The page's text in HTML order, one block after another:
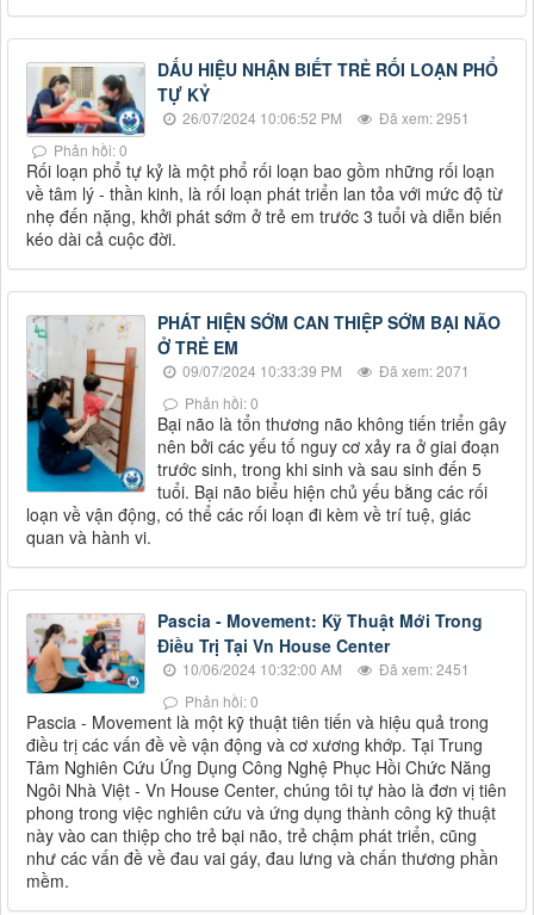
DẤU HIỆU NHẬN BIẾT TRẺ RỐI LOẠN PHỔ
TỰ KỶ
26/07/2024 10:06:52 PM
Đã xem: 2951
Phản hồi: 0
Rối loạn phổ tự kỷ là một phổ rối loạn bao gồm những rối loạn
về tâm lý - thần kinh, là rối loạn phát triển lan tỏa với mức độ từ
nhẹ đến nặng, khởi phát sớm ở trẻ em trước 3 tuổi và diễn biến
kéo dài cả cuộc đời.
PHÁT HIỆN SỚM CAN THIỆP SỚM BẠI NÃO
Ở TRẺ EM
09/07/2024 10:33:39 PM
Đã xem: 2071
Phản hồi: 0
Bại não là tổn thương não không tiến triển gây
nên bởi các yếu tố nguy cơ xảy ra ở giai đoạn
trước sinh, trong khi sinh và sau sinh đến 5
tuổi. Bại não biểu hiện chủ yếu bằng các rối
loạn về vận động, có thể các rối loạn đi kèm về trí tuệ, giác
quan và hành vi.
Pascia - Movement: Kỹ Thuật Mới Trong
Điều Trị Tại Vn House Center
10/06/2024 10:32:00 AM
Đã xem: 2451
Phản hồi: 0
Pascia - Movement là một kỹ thuật tiên tiến và hiệu quả trong
điều trị các vấn đề về vận động và cơ xương khớp. Tại Trung
Tâm Nghiên Cứu Ứng Dụng Công Nghệ Phục Hồi Chức Năng
Ngôi Nhà Việt - Vn House Center, chúng tôi tự hào là đơn vị tiên
phong trong việc nghiên cứu và ứng dụng thành công kỹ thuật
này vào can thiệp cho trẻ bại não, trẻ chậm phát triển, cũng
như các vấn đề về đau vai gáy, đau lưng và chấn thương phần
mềm.